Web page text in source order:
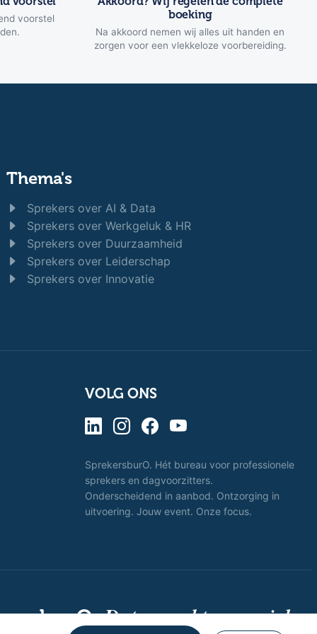
voorstel
boeking
Na akkoord nemen wij alles uit handen en
zorgen voor een vlekkeloze voorbereiding.
Thema's
Sprekers over AI & Data
Sprekers over Werkgeluk & HR
Sprekers over Duurzaamheid
Sprekers over Leiderschap
Sprekers over Innovatie
VOLG ONS
SprekersburO. Hét bureau voor professionele
sprekers en dagvoorzitters.
Onderscheidend in aanbod. Ontzorging in
uitvoering. Jouw event. Onze focus.
Dat spreekt voor zich.